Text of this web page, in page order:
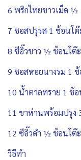
6 พริกไทยขาวเม็ด
7 ซอสปรุรส 1 ช้อนโต๊
8 ซีอิ๊วขาว ½ ช้อนโต๊ะ
9 ซอสหอยนางรม 1
10 น้ำตาลทราย 1 ช้
11 ขาห่านพร้อมปรุง
12 ซีอิ๊วดำ ½ ช้อนโต๊ะ
วิธีทำ